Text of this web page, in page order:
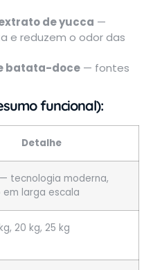
de yucca —
e reduzem o odor das
batata-doce — fontes
funcional):
Detalhe
tecnologia moderna,
em larga escala
kg, 20 kg, 25 kg